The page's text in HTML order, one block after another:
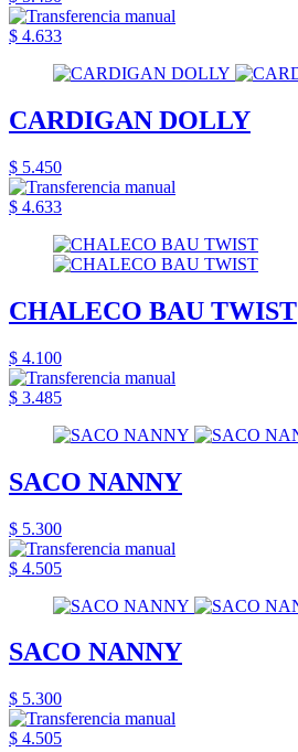
$ 4.633
CARDIGAN DOLLY
$ 5.450
$ 4.633
CHALECO BAU TWIST
$ 4.100
$ 3.485
SACO NANNY
$ 5.300
$ 4.505
SACO NANNY
$ 5.300
$ 4.505